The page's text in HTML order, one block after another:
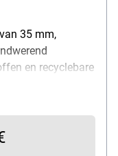
35 mm,
en recyclebare